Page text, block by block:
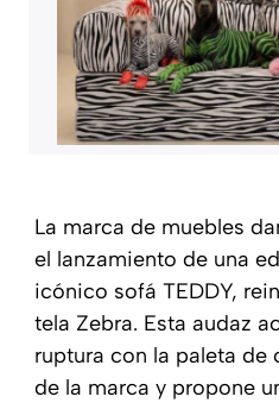
La marca de muebles
el lanzamiento de una
icónico sofá TEDDY,
tela Zebra. Esta audaz
ruptura con la paleta
de la marca y propone